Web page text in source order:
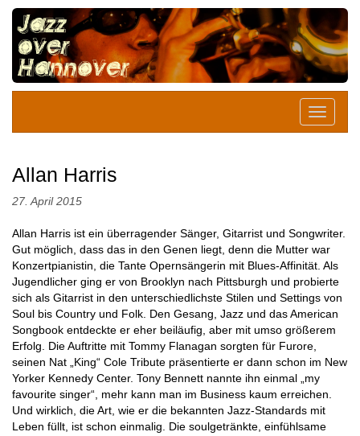
Allan Harris
27. April 2015
Allan Harris ist ein überragender Sänger, Gitarrist und Songwriter.
Gut möglich, dass das in den Genen liegt, denn die Mutter war
Konzertpianistin, die Tante Opernsängerin mit Blues-Affinität. Als
Jugendlicher ging er von Brooklyn nach Pittsburgh und probierte
sich als Gitarrist in den unterschiedlichste Stilen und Settings von
Soul bis Country und Folk. Den Gesang, Jazz und das American
Songbook entdeckte er eher beiläufig, aber mit umso größerem
Erfolg. Die Auftritte mit Tommy Flanagan sorgten für Furore,
seinen Nat „King“ Cole Tribute präsentierte er dann schon im New
Yorker Kennedy Center. Tony Bennett nannte ihn einmal „my
favourite singer“, mehr kann man im Business kaum erreichen.
Und wirklich, die Art, wie er die bekannten Jazz-Standards mit
Leben füllt, ist schon einmalig. Die soulgetränkte, einfühlsame